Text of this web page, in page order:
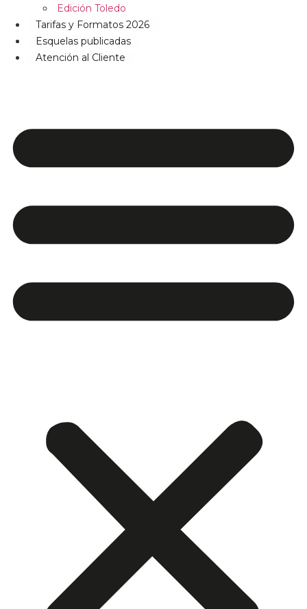
Edición Toledo
Tarifas y Formatos 2026
Esquelas publicadas
Atención al Cliente